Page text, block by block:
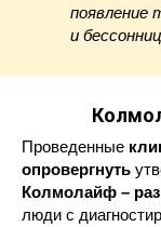
появление
и
Проведенные
опровергнуть
Колмолайф –
люди с